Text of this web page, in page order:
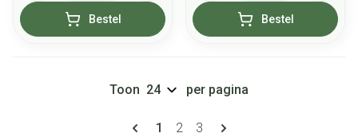
Bestel Bestel
Pagina's
U lees momenteel pagina
1 Pagina
2 Pagina
3
Toon per pagina